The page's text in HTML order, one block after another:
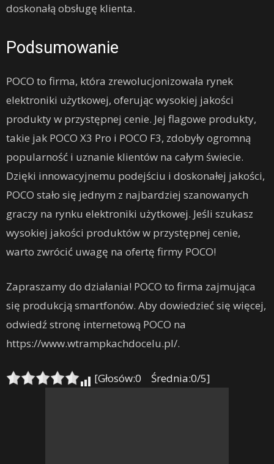
doskonałą obsługę klienta.
Podsumowanie
POCO to firma, która zrewolucjonizowała rynek
elektroniki użytkowej, oferując wysokiej jakości
produkty w przystępnej cenie. Jej flagowe produkty,
takie jak POCO X3 Pro i POCO F3, zdobyły ogromną
popularność i uznanie klientów na całym świecie.
Dzięki innowacyjnemu podejściu i doskonałej jakości,
POCO stało się jednym z najbardziej szanowanych
graczy na rynku elektroniki użytkowej. Jeśli szukasz
wysokiej jakości produktów w przystępnej cenie,
warto zwrócić uwagę na ofertę firmy POCO!
Zapraszamy do działania! POCO to firma zajmująca
się produkcją smartfonów. Aby dowiedzieć się więcej,
odwiedź stronę internetową POCO na
https://www.wtrampkachdocelu.pl/.
[Głosów:0 Średnia:0/5]